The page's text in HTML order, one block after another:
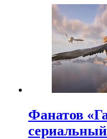
Фанатов